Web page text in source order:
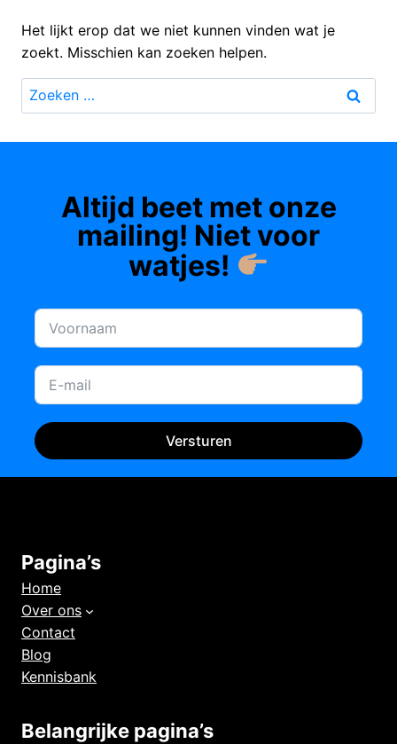
Het lijkt erop dat we niet kunnen vinden wat je
zoekt. Misschien kan zoeken helpen.
Zoeken
naar:
Altijd beet met onze
mailing! Niet voor
watjes!
Versturen
Pagina’s
Home
Over ons
Contact
Blog
Kennisbank
Belangrijke pagina’s